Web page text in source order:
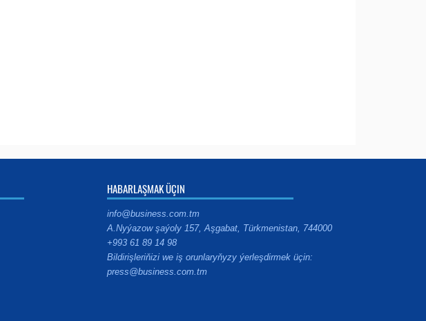
HABARLAŞMAK ÜÇIN
info@business.com.tm
A.Nyýazow şaýoly 157, Aşgabat, Türkmenistan, 744000
+993 61 89 14 98
Bildirişleriňizi we iş orunlaryňyzy ýerleşdirmek üçin:
press@business.com.tm